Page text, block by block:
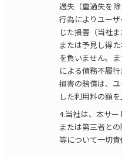
過失（重過失を
行為によりユー
じた損害（当社
または予見し得
を負いません。
による債務不履
損害の賠償は、
した利用料の額を
4.当社は、本サ
または第三者と
等について一切責